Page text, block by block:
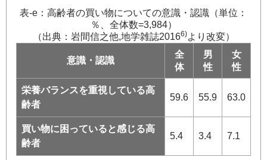
表-e：高齢者の買い物についての意識・認識（単位：
％、全体数=3,984）
（出典：岩間信之他,地学雑誌20166)より改変）
意識・認識
全
体
男
性
女
性
栄養バランスを重視している高
齢者
59.6 55.9 63.0
買い物に困っていると感じる高
齢者
5.4 3.4 7.1